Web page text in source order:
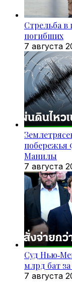
Стрельба в
погибших
7 августа
Манилы
7 августа
Суд
млрд бат
7 августа